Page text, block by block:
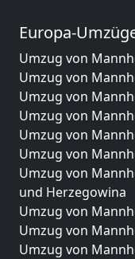
Europa-
Umzug von
Umzug von
Umzug von
Umzug von
Umzug von
Umzug von
Umzug von
und Herzegowina
Umzug von
Umzug von
Umzug von